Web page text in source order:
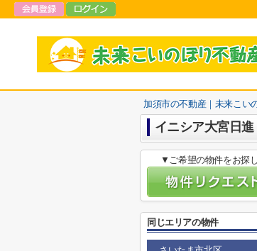
加須市の不動産｜未来こい
イニシア大宮日進
▼ご希望の物件をお探
同じエリアの物件